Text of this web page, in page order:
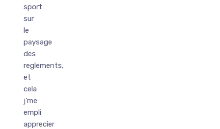
sport
sur
le
paysage
des
reglements,
et
cela
j’me
empli
apprecier